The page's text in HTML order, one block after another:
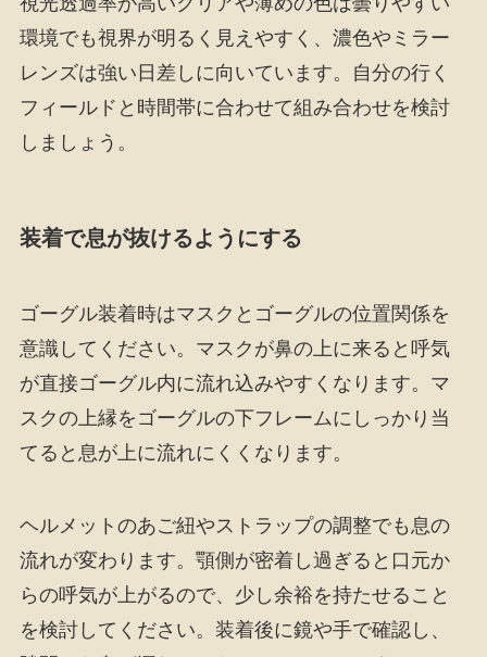
環境でも視界が明るく見えやすく、濃色やミラー
レンズは強い日差しに向いています。自分の行く
フィールドと時間帯に合わせて組み合わせを検討
しましょう。
装着で息が抜けるようにする
ゴーグル装着時はマスクとゴーグルの位置関係を
意識してください。マスクが鼻の上に来ると呼気
が直接ゴーグル内に流れ込みやすくなります。マ
スクの上縁をゴーグルの下フレームにしっかり当
てると息が上に流れにくくなります。
ヘルメットのあご紐やストラップの調整でも息の
流れが変わります。顎側が密着し過ぎると口元か
らの呼気が上がるので、少し余裕を持たせること
を検討してください。装着後に鏡や手で確認し、